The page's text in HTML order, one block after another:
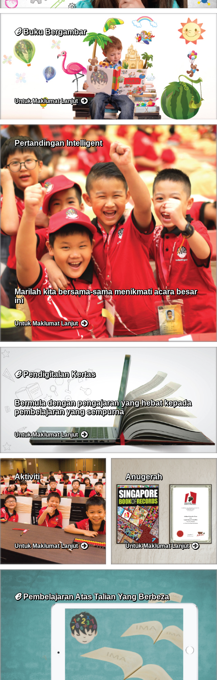
ℯBuku Bergambar
Untuk Maklumat Lanjut
Pertandingan Intelligent
Marilah kita bersama-sama menikmati acara besar
ini
Untuk Maklumat Lanjut
ℯPendigitalan Kertas
Bermula dengan pengajaran yang hebat kepada
pembelajaran yang sempurna
Untuk Maklumat Lanjut
Aktiviti
Untuk Maklumat Lanjut
Anugerah
Untuk Maklumat Lanjut
ℯPembelajaran Atas Talian Yang Berbeza